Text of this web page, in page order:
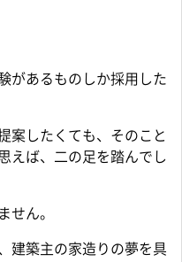
があるものしか採用した
案したくても、そのこと
えば、二の足を踏んでし
せん。
建築主の家造りの夢を具